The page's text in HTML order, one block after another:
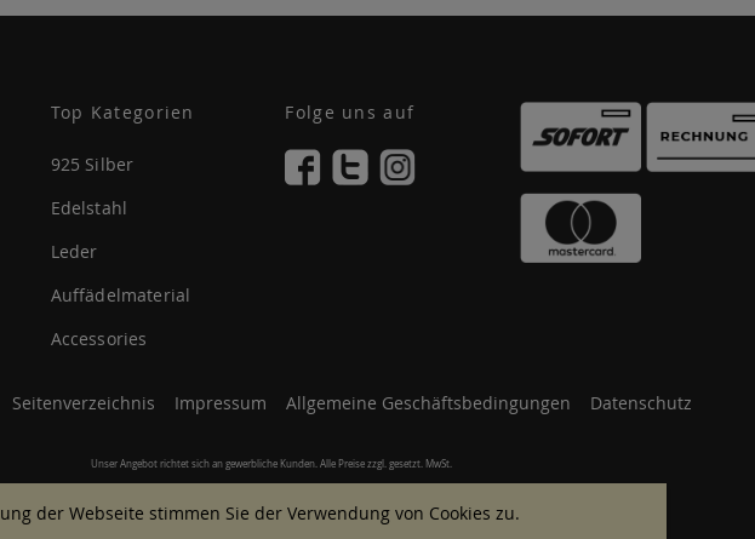
Top Kategorien
925 Silber
Edelstahl
Leder
Auffädelmaterial
Accessories
Folge uns auf
Seitenverzeichnis Impressum Allgemeine Geschäftsbedingungen Datenschutz
Unser Angebot richtet sich an gewerbliche Kunden. Alle Preise zzgl. gesetzt. MwSt.
der Webseite stimmen Sie der Verwendung von Cookies zu.